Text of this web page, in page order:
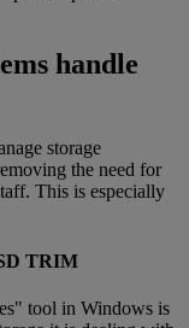
handle
storage
the need for
This is especially
TRIM
tool in Windows is